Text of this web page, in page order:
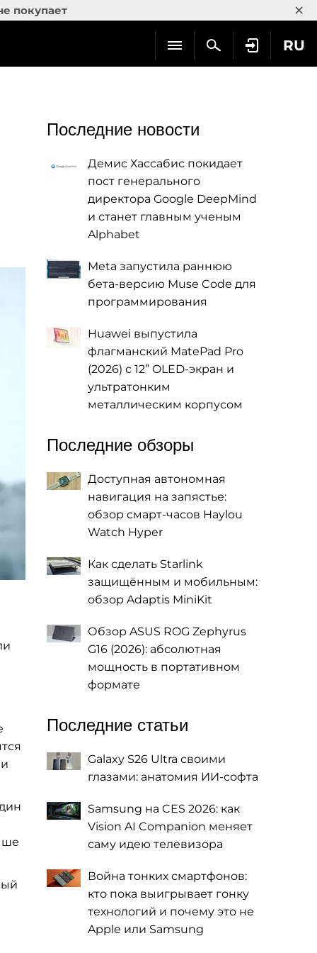
покупает ×
RU
Последние новости
Демис Хассабис покидает
пост генерального
директора Google DeepMind
и станет главным ученым
Alphabet
Meta запустила раннюю
бета-версию Muse Code для
программирования
Huawei выпустила
флагманский MatePad Pro
(2026) с 12” OLED-экран и
ультратонким
металлическим корпусом
Последние обзоры
Доступная автономная
навигация на запястье:
обзор смарт-часов Haylou
Watch Hyper
Как сделать Starlink
защищённым и мобильным:
обзор Adaptis MiniKit
Обзор ASUS ROG Zephyrus
G16 (2026): абсолютная
мощность в портативном
формате
Последние статьи
Galaxy S26 Ultra своими
глазами: анатомия ИИ-софта
Samsung на CES 2026: как
Vision AI Companion меняет
саму идею телевизора
Война тонких смартфонов:
кто пока выигрывает гонку
технологий и почему это не
Apple или Samsung